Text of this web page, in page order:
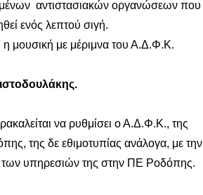
αντιστασιακών οργανώσεων που
ενός λεπτού σιγή.
η μουσική με μέριμνα του Α.Δ.Φ.Κ.
να ρυθμίσει ο Α.Δ.Φ.Κ., της
της δε εθιμοτυπίας ανάλογα, με την
των υπηρεσιών της στην ΠΕ Ροδόπης.